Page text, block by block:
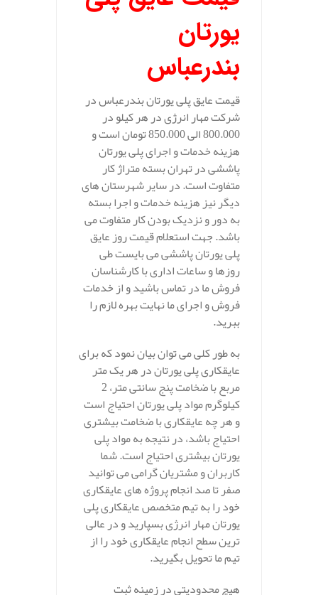
یورتان
بندرعباس
قیمت عایق پلی یورتان بندرعباس در
شرکت مهار انرژی در هر کیلو در
800.000 الی 850.000 تومان است و
هزینه خدمات و اجرای پلی یورتان
پاششی در تهران بسته متراژ کار
متفاوت است. در سایر شهرستان های
دیگر نیز هزینه خدمات و اجرا بسته
به دور و نزدیک بودن کار متفاوت می
باشد. جهت استعلام قیمت روز عایق
پلی یورتان پاششی می بایست طی
روزها و ساعات اداری با کارشناسان
فروش ما در تماس باشید و از خدمات
فروش و اجرای ما نهایت بهره لازم را
ببرید.
به طور کلی می توان بیان نمود که برای
عایقکاری پلی یورتان در هر یک متر
مربع با ضخامت پنج سانتی متر، 2
کیلوگرم مواد پلی یورتان احتیاج است
و هر چه عایقکاری با ضخامت بیشتری
احتیاج باشد، در نتیجه به مواد پلی
یورتان بیشتری احتیاج است. شما
کاربران و مشتریان گرامی می توانید
صفر تا صد انجام پروژه های عایقکاری
خود را به تیم متخصص عایقکاری پلی
یورتان مهار انرژی بسپارید و در عالی
ترین سطح انجام عایقکاری خود را از
تیم ما تحویل بگیرید.
هیچ محدودیتی در زمینه ثبت